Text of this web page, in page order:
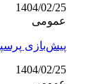
1404/02/25
عمومی
پیش‌بازی
1404/02/25